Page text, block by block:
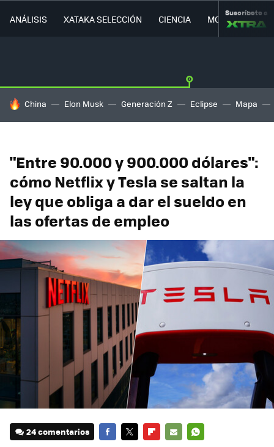
ANÁLISIS XATAKA SELECCIÓN CIENCIA MOVILIDAD
Suscríbete a
HOY SE HABLA DE
China Elon Musk Generación Z Eclipse Mapa
"Entre 90.000 y 900.000 dólares":
cómo Netflix y Tesla se saltan la
ley que obliga a dar el sueldo en
las ofertas de empleo
24 comentarios